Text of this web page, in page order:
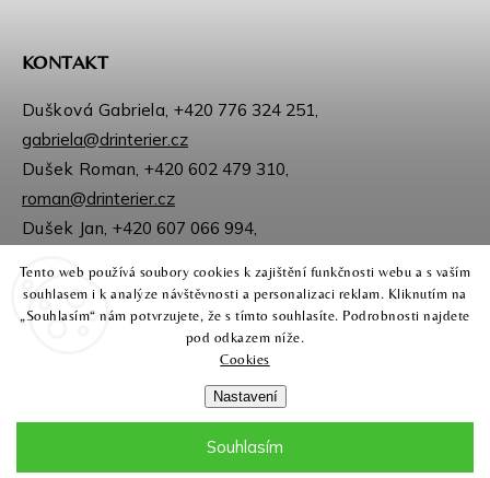
Tento web používá soubory cookies k zajištění funkčnosti webu a s vaším
souhlasem i k analýze návštěvnosti a personalizaci reklam. Kliknutím na
„Souhlasím“ nám potvrzujete, že s tímto souhlasíte. Podrobnosti najdete
pod odkazem níže.
Cookies
Nastavení
Souhlasím
🎁Odměňujeme věrné zákazníky NAŠEHO E-SHOPU!
Registrujte se a získejte 3 % slevu po dosažení obratu 5
KONTAKT
Dušková Gabriela,+420 776 324 251,
gabriela@drinterier.cz
Dušek Roman,+420 602 479 310,
roman@drinterier.cz
Dušek Jan,+420 607 066 994,
Sledujte nás na Facebooku
Instagram